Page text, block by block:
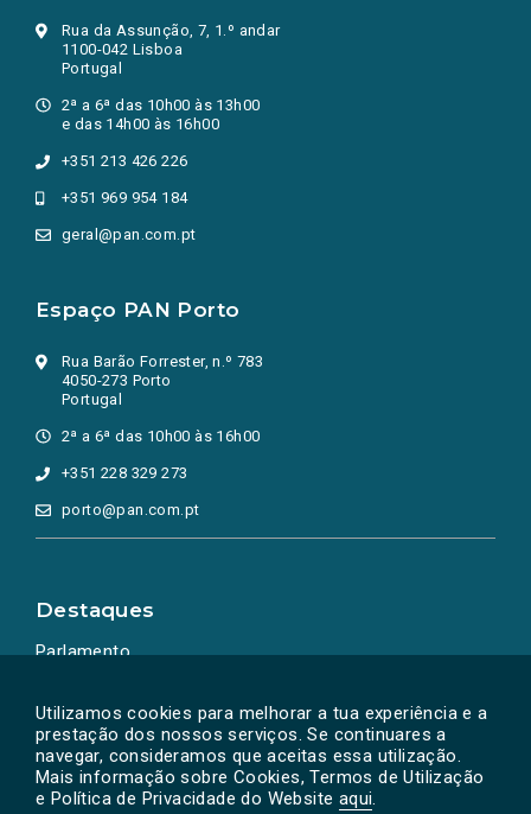
Utilizamos cookies para melhorar a tua experiência e a
prestação dos nossos serviços. Se continuares a
navegar, consideramos que aceitas essa utilização.
Mais informação sobre Cookies, Termos de Utilização
e Política de Privacidade do Website aqui.
Rua da Assunção, 7, 1.º andar
1100-042 Lisboa
Portugal
2ª a 6ª das 10h00 às 13h00
e das 14h00 às 16h00
+351 213 426 226
+351 969 954 184
geral@pan.com.pt
Espaço PAN Porto
Rua Barão Forrester, n.º 783
4050-273 Porto
Portugal
2ª a 6ª das 10h00 às 16h00
+351 228 329 273
porto@pan.com.pt
Destaques
Parlamento